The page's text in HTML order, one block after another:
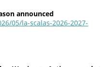
announced
05/la-scalas-2026-2027-